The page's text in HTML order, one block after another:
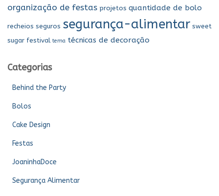
organização de festas projetos quantidade de bolo
recheios seguros segurança-alimentar sweet
sugar festival tema técnicas de decoração
Categorias
Behind the Party
Bolos
Cake Design
Festas
JoaninhaDoce
Segurança Alimentar